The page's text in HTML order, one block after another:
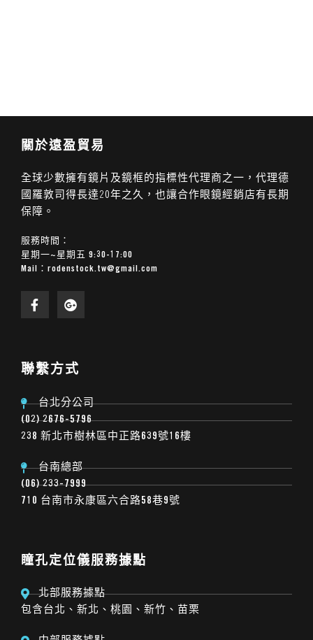
關於遠盈貿易
全球少數擁有鏡片及鏡框的指標性代理商之一，代理德
國羅敦司得長達20年之久，也讓合作眼鏡經銷店有長期
保障。
服務時間：
星期一~星期五 9:30-17:00
Mail： rodenstock.tw@gmail.com
聯繫方式
台北分公司
(02) 2676-5796
238 新北市樹林區中正路639號16樓
台南總部
(06) 233-7999
710 台南市永康區六合路58巷9號
瞳孔定位儀服務據點
北部服務據點
包含台北、新北、桃園、新竹、苗栗